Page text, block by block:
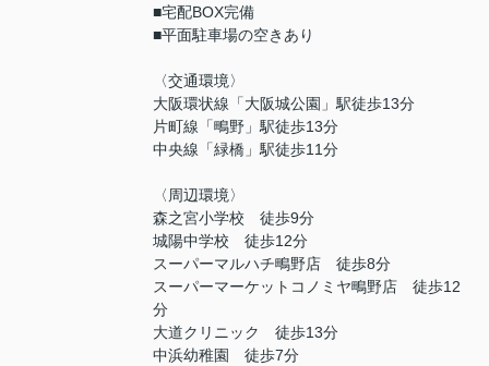
■宅配BOX完備
■平面駐車場の空きあり
〈交通環境〉
大阪環状線「大阪城公園」駅徒歩13分
片町線「鴫野」駅徒歩13分
中央線「緑橋」駅徒歩11分
〈周辺環境〉
森之宮小学校 徒歩9分
城陽中学校 徒歩12分
スーパーマルハチ鴫野店 徒歩8分
スーパーマーケットコノミヤ鴫野店 徒歩12
分
大道クリニック 徒歩13分
中浜幼稚園 徒歩7分